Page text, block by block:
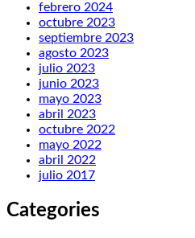
febrero 2024
octubre 2023
septiembre 2023
agosto 2023
julio 2023
junio 2023
mayo 2023
abril 2023
octubre 2022
mayo 2022
abril 2022
julio 2017
Categories